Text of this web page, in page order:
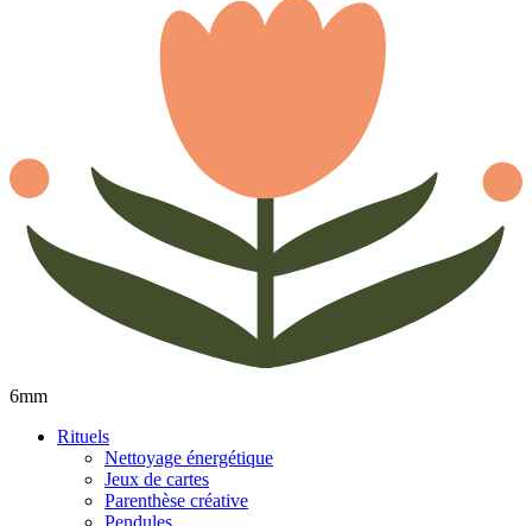
6mm
Rituels
Nettoyage énergétique
Jeux de cartes
Parenthèse créative
Pendules